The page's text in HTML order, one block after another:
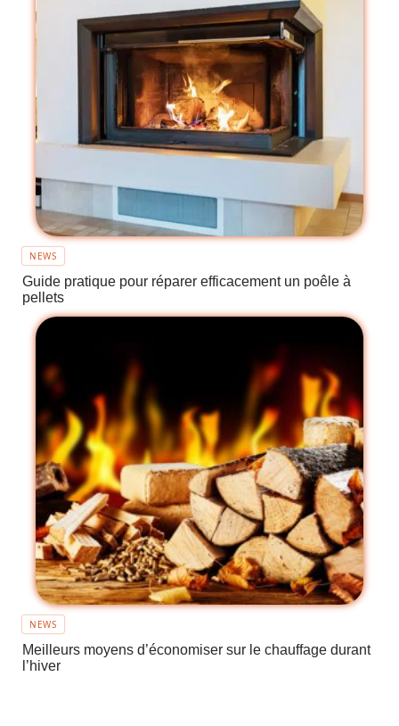
NEWS
Guide pratique pour réparer efficacement un poêle à
pellets
NEWS
Meilleurs moyens d’économiser sur le chauffage durant
l’hiver